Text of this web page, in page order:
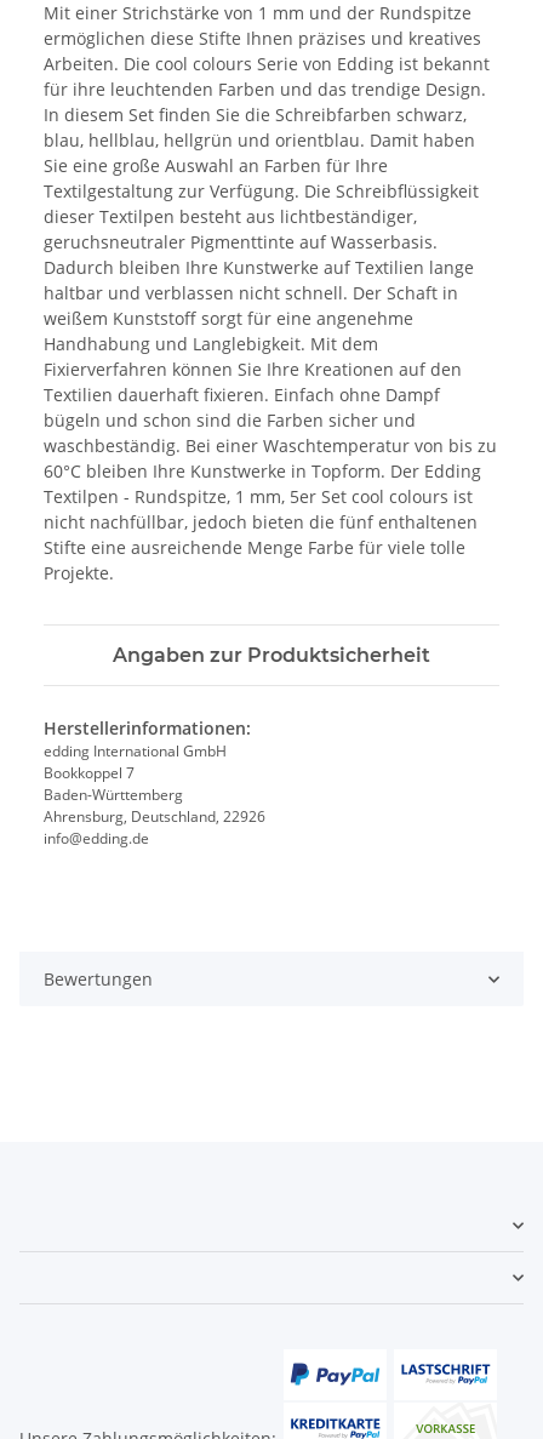
Mit einer Strichstärke von 1 mm und der Rundspitze
ermöglichen diese Stifte Ihnen präzises und kreatives
Arbeiten. Die cool colours Serie von Edding ist bekannt
für ihre leuchtenden Farben und das trendige Design.
In diesem Set finden Sie die Schreibfarben schwarz,
blau, hellblau, hellgrün und orientblau. Damit haben
Sie eine große Auswahl an Farben für Ihre
Textilgestaltung zur Verfügung. Die Schreibflüssigkeit
dieser Textilpen besteht aus lichtbeständiger,
geruchsneutraler Pigmenttinte auf Wasserbasis.
Dadurch bleiben Ihre Kunstwerke auf Textilien lange
haltbar und verblassen nicht schnell. Der Schaft in
weißem Kunststoff sorgt für eine angenehme
Handhabung und Langlebigkeit. Mit dem
Fixierverfahren können Sie Ihre Kreationen auf den
Textilien dauerhaft fixieren. Einfach ohne Dampf
bügeln und schon sind die Farben sicher und
waschbeständig. Bei einer Waschtemperatur von bis zu
60°C bleiben Ihre Kunstwerke in Topform. Der Edding
Textilpen - Rundspitze, 1 mm, 5er Set cool colours ist
nicht nachfüllbar, jedoch bieten die fünf enthaltenen
Stifte eine ausreichende Menge Farbe für viele tolle
Projekte.
Angaben zur Produktsicherheit
Herstellerinformationen:
edding International GmbH
Bookkoppel 7
Baden-Württemberg
Ahrensburg, Deutschland, 22926
info@edding.de
Bewertungen